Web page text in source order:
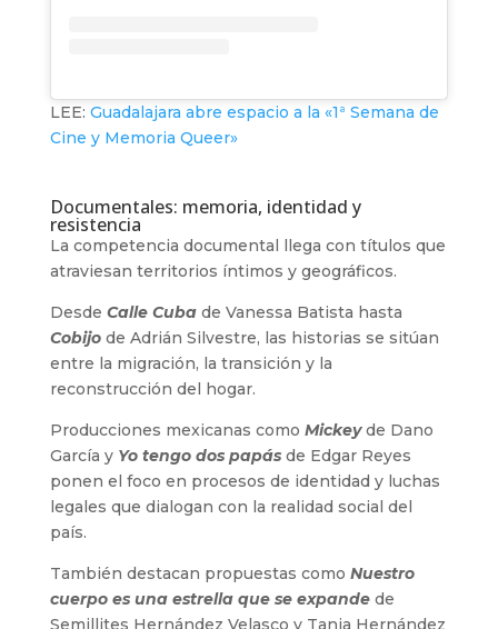
LEE: Guadalajara abre espacio a la «1ª Semana de
Cine y Memoria Queer»
Documentales: memoria, identidad y
resistencia
La competencia documental llega con títulos que
atraviesan territorios íntimos y geográficos.
Desde Calle Cubade Vanessa Batista hasta
Cobijo de Adrián Silvestre, las historias se sitúan
entre la migración, la transición y la
reconstrucción del hogar.
Producciones mexicanas como Mickeyde Dano
García y Yo tengo dos papásde Edgar Reyes
ponen el foco en procesos de identidad y luchas
legales que dialogan con la realidad social del
país.
También destacan propuestas como Nuestro
cuerpo es una estrella que se expandede
Semillites Hernández Velasco y Tania Hernández